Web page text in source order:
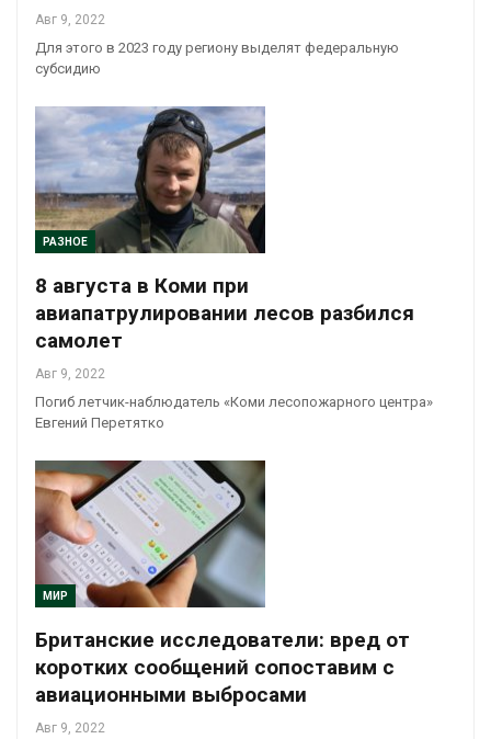
Авг 9, 2022
Для этого в 2023 году региону выделят федеральную
субсидию
РАЗНОЕ
8 августа в Коми при
авиапатрулировании лесов разбился
самолет
Авг 9, 2022
Погиб летчик-наблюдатель «Коми лесопожарного центра»
Евгений Перетятко
МИР
Британские исследователи: вред от
коротких сообщений сопоставим с
авиационными выбросами
Авг 9, 2022